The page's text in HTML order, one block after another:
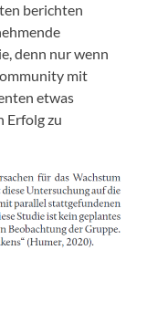
berichten
denn nur wenn
mit
etwas
Erfolg zu